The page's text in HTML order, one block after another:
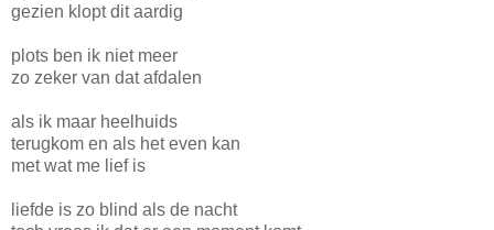
gezien klopt dit aardig
plots ben ik niet meer
zo zeker van dat afdalen
als ik maar heelhuids
terugkom en als het even kan
met wat me lief is
liefde is zo blind als de nacht